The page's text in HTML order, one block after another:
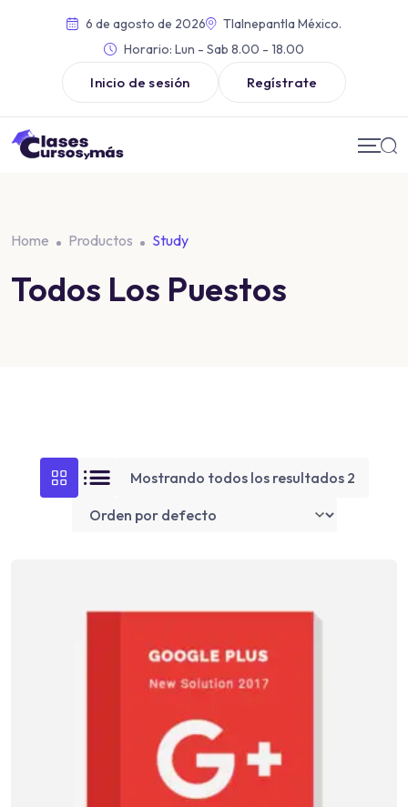
6 de agosto de 2026
Tlalnepantla México.
Horario: Lun - Sab 8.00 - 18.00
Inicio de sesión Regístrate
Home Productos Study
Todos Los Puestos
Mostrando todos los resultados 2